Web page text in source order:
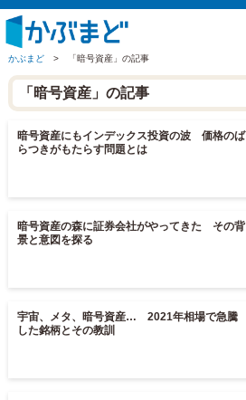
かぶまど > 「暗号資産」の記事
「暗号資産」の記事
暗号資産にもインデックス投資の波 価格のば
らつきがもたらす問題とは
暗号資産の森に証券会社がやってきた その背
景と意図を探る
宇宙、メタ、暗号資産… 2021年相場で急騰
した銘柄とその教訓